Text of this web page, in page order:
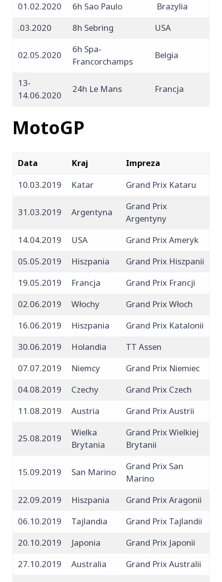
01.02.2020
6h Sao Paulo
Brazylia
.03.2020
8h Sebring USA
02.05.2020
6h Spa-
Francorchamps
Belgia
13-
14.06.2020
24h Le Mans Francja
MotoGP
Data Kraj
Impreza
10.03.2019
Katar Grand Prix Kataru
31.03.2019 Argentyna
Grand Prix
Argentyny
14.04.2019
USA
Grand Prix Ameryk
05.05.2019
Hiszpania
Grand Prix Hiszpanii
19.05.2019
Francja
Grand Prix Francji
02.06.2019
Włochy
Grand Prix Włoch
16.06.2019
Hiszpania
Grand Prix Katalonii
30.06.2019
Holandia
TT Assen
07.07.2019
Niemcy
Grand Prix Niemiec
04.08.2019
Czechy
Grand Prix Czech
11.08.2019
Austria Grand Prix Austrii
25.08.2019
Wielka
Brytania
Grand Prix Wielkiej
Brytanii
15.09.2019 San Marino
Grand Prix San
Marino
22.09.2019
Hiszpania
Grand Prix Aragonii
06.10.2019
Tajlandia
Grand Prix Tajlandii
20.10.2019
Japonia
Grand Prix Japonii
27.10.2019
Australia
Grand Prix Australii